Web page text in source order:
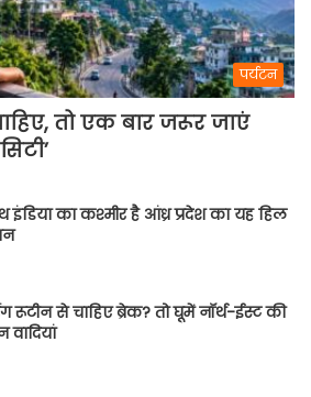
पर्यटन
तो एक बार जरूर जाएं
इंडिया का कश्मीर है आंध्र प्रदेश का यह हिल
रूटीन से चाहिए ब्रेक? तो घूमें नॉर्थ-ईस्ट की
वादियां